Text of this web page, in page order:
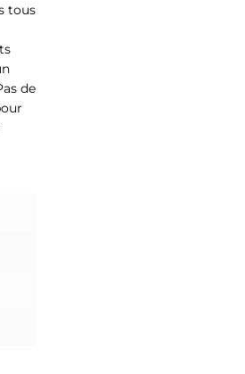
tous
de